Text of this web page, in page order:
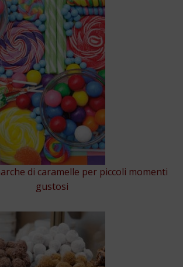
di caramelle per piccoli momenti
gustosi